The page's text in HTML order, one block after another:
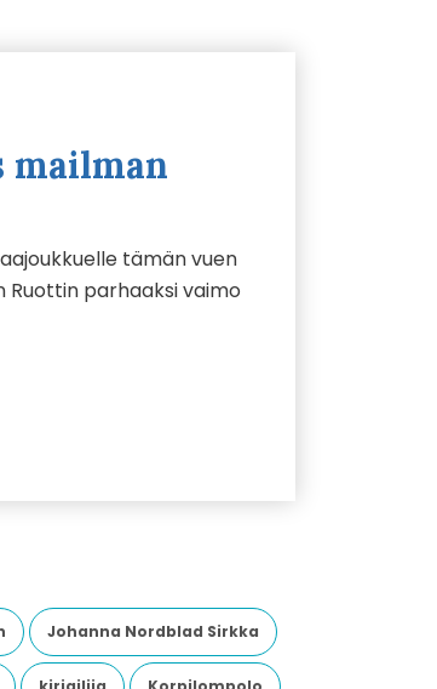
mailman
tämän vuen
Ruottin parhaaksi vaimo
Johanna Nordblad Sirkka